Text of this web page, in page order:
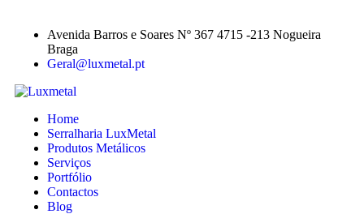
Avenida Barros e Soares Nº 367 4715 -213 Nogueira
Braga
Geral@luxmetal.pt
Home
Serralharia LuxMetal
Produtos Metálicos
Serviços
Portfólio
Contactos
Blog